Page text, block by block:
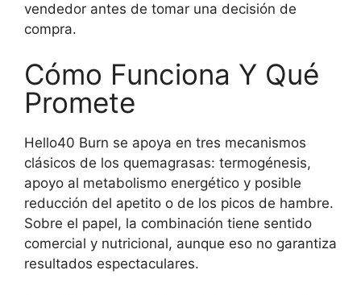
vendedor antes de tomar una decisión de
compra.
Cómo Funciona Y Qué
Promete
Hello40 Burn se apoya en tres mecanismos
clásicos de los quemagrasas: termogénesis,
apoyo al metabolismo energético y posible
reducción del apetito o de los picos de hambre.
Sobre el papel, la combinación tiene sentido
comercial y nutricional, aunque eso no garantiza
resultados espectaculares.